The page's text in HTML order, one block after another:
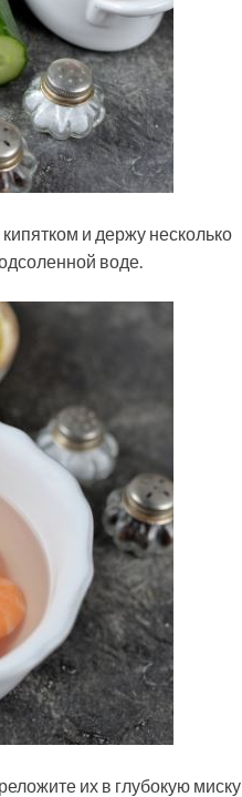
и держу несколько
воде.
их в глубокую миску,